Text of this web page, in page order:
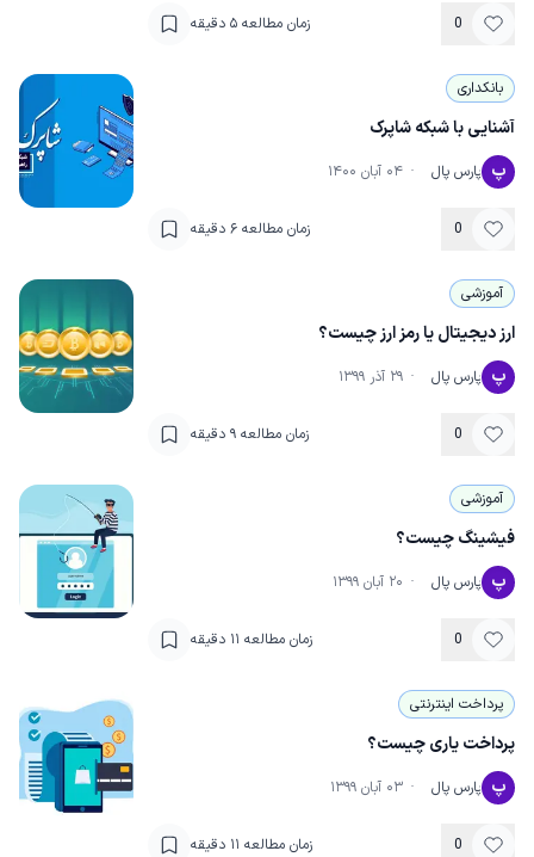
0 زمان مطالعه ۵ دقیقه
بانکداری
آشنایی با شبکه شاپرک
پ پارس پال · ۰۴ آبان ۱۴۰۰
0 زمان مطالعه ۶ دقیقه
آموزشی
ارز دیجیتال یا رمز ارز چیست؟
پ پارس پال · ۲۹ آذر ۱۳۹۹
0 زمان مطالعه ۹ دقیقه
آموزشی
فیشینگ چیست؟
پ پارس پال · ۲۰ آبان ۱۳۹۹
0 زمان مطالعه ۱۱ دقیقه
پرداخت اینترنتی
پرداخت یاری چیست؟
پ پارس پال · ۰۳ آبان ۱۳۹۹
0 زمان مطالعه ۱۱ دقیقه